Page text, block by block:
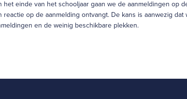
het einde van het schooljaar gaan we de aanmeldingen op
reactie op de aanmelding ontvangt. De kans is aanwezig
en de weinig beschikbare plekken.